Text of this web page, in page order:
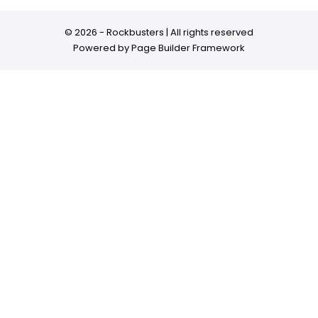
© 2026 - Rockbusters | All rights reserved
Powered byPage Builder Framework